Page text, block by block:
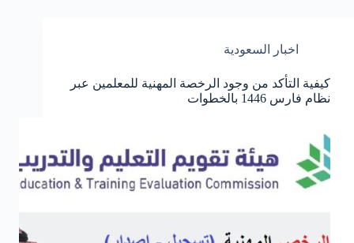
اخبار السعودية
كيفية التأكد من وجود الرخصة المهنية للمعلمين عبر
نظام فارس 1446 بالخطوات